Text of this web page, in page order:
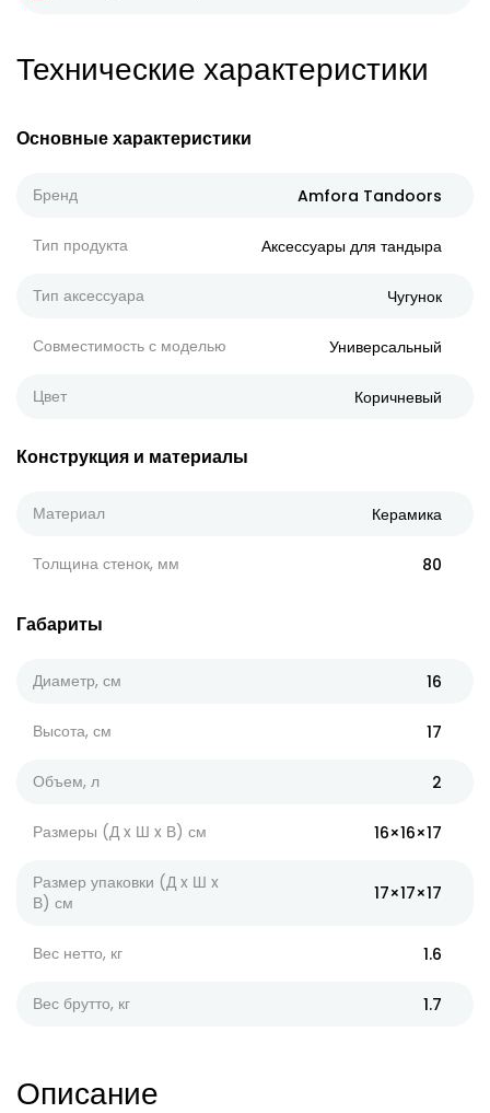
Технические характеристики
Основные характеристики
Бренд Amfora Tandoors
Тип продукта Аксессуары для тандыра
Тип аксессуара Чугунок
Совместимость с моделью Универсальный
Цвет Коричневый
Конструкция и материалы
Материал Керамика
Толщина стенок, мм 80
Габариты
Диаметр, см 16
Высота, см 17
Объем, л 2
Размеры (Д x Ш x В) см 16×16×17
Размер упаковки (Д x Ш x
В) см
17×17×17
Вес нетто, кг 1.6
Вес брутто, кг 1.7
Описание